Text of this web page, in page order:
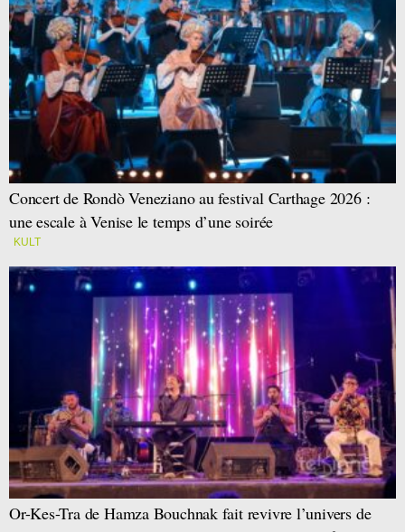
Concert de Rondò Veneziano au festival Carthage 2026 :
une escale à Venise le temps d’une soirée
KULT
Or-Kes-Tra de Hamza Bouchnak fait revivre l’univers de